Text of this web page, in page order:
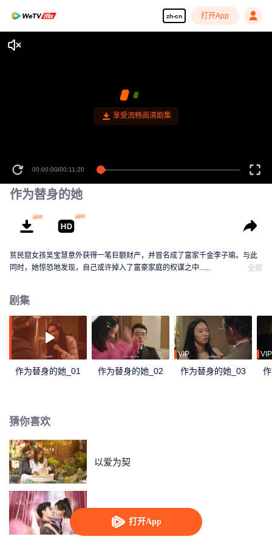
zh-cn 打开App
打开App
享受流畅高清剧集
00:00:00/00:11:20
作为替身的她
贫民窟女孩吴宝慧意外获得一笔巨额财产，并冒名成了富家千金李子瑜。与此
同时，她惊恐地发现，自己或许掉入了富豪家庭的权谋之中......
全部
剧集
作为替身的她_01 作为替身的她_02
VIP
作为替身的她_03
VIP
猜你喜欢
以爱为契